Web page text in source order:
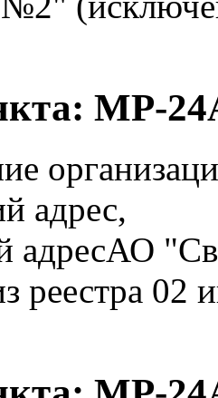
МР-
адрес,
адресАО
реестра 02